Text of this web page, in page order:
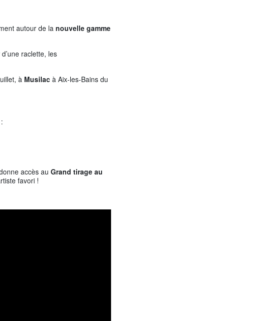
autour de la nouvelle gamme
raclette, les
à Musilac à Aix-les-Bains du
:
accès au Grand tirage au
favori !